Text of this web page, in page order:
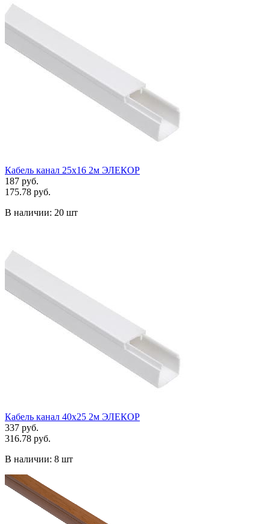
Кабель канал 25х16 2м ЭЛЕКОР
187 руб.
175.78 руб.
В наличии: 20 шт
Кабель канал 40х25 2м ЭЛЕКОР
337 руб.
316.78 руб.
В наличии: 8 шт